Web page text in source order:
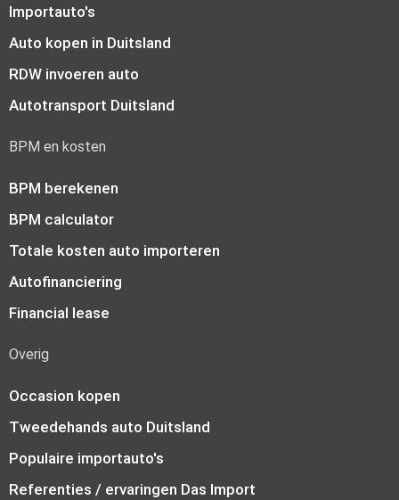
Importauto's
Auto kopen in Duitsland
RDW invoeren auto
Autotransport Duitsland
BPM en kosten
BPM berekenen
BPM calculator
Totale kosten auto importeren
Autofinanciering
Financial lease
Overig
Occasion kopen
Tweedehands auto Duitsland
Populaire importauto's
Referenties / ervaringen Das Import